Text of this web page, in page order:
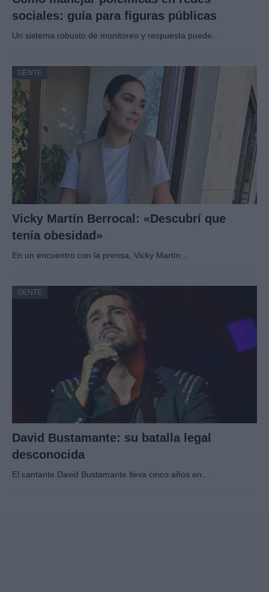
sociales: guía para figuras públicas
Un sistema robusto de monitoreo y respuesta puede…
GENTE
Vicky Martín Berrocal: «Descubrí que
tenía obesidad»
En un encuentro con la prensa, Vicky Martín…
GENTE
David Bustamante: su batalla legal
desconocida
El cantante David Bustamante lleva cinco años en…